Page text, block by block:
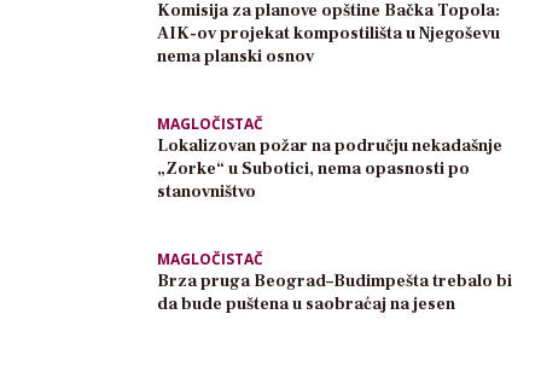
Komisija za planove opštine Bačka Topola:
AIK-ov projekat kompostilišta u Njegoševu
nema planski osnov
MAGLOČISTAČ
Lokalizovan požar na području nekadašnje
„Zorke“ u Subotici, nema opasnosti po
stanovništvo
MAGLOČISTAČ
Brza pruga Beograd–Budimpešta trebalo bi
da bude puštena u saobraćaj na jesen